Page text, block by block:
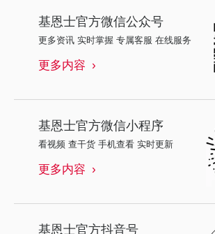
基恩士官方微信公众号
更多资讯 实时掌握 专属客服 在线服务
更多内容
基恩士官方微信小程序
看视频 查干货 手机查看 实时更新
更多内容
基恩士官方抖音号